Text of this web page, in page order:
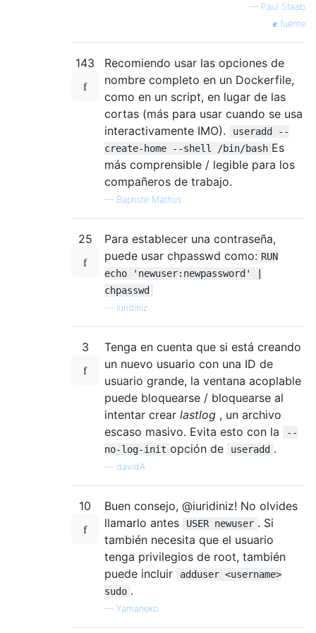
— Paul Staab
fuente
143
Recomiendo usar las opciones de
nombre completo en un Dockerfile,
como en un script, en lugar de las
cortas (más para usar cuando se usa
interactivamente IMO).
useradd --
create-home --shell /bin/bash Es
más comprensible / legible para los
compañeros de trabajo.
— Baptiste Mathus
25
Para establecer una contraseña,
puede usar chpasswd como: RUN
echo 'newuser:newpassword' |
chpasswd
iuridiniz
3
Tenga en cuenta que si está creando
un nuevo usuario con una ID de
usuario grande, la ventana acoplable
puede bloquearse / bloquearse al
intentar crear lastlog , un archivo
escaso masivo. Evita esto con la
--
no-log-init opción de useradd .
davidA
10
Buen consejo, @iuridiniz! No olvides
llamarlo antes
USER newuser . Si
también necesita que el usuario
tenga privilegios de root, también
puede incluir
adduser <username>
sudo .
— Yamaneko